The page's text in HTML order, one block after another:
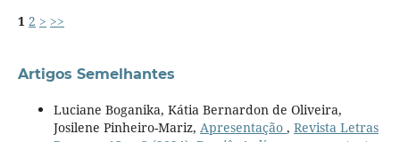
1 2 > >>
Artigos Semelhantes
Luciane Boganika, Kátia Bernardon de Oliveira,
Josilene Pinheiro-Mariz, Apresentação , Revista Letras